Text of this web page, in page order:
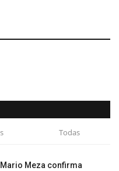
Todas
Meza confirma